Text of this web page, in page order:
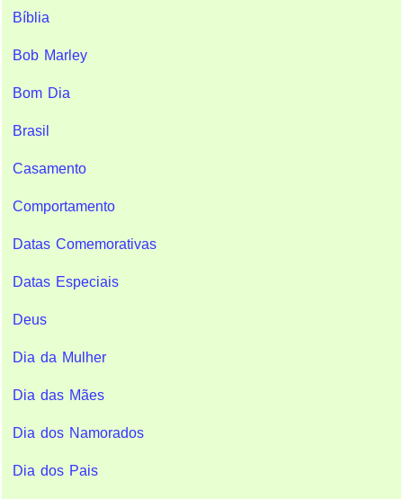
Bíblia
Bob Marley
Bom Dia
Brasil
Casamento
Comportamento
Datas Comemorativas
Datas Especiais
Deus
Dia da Mulher
Dia das Mães
Dia dos Namorados
Dia dos Pais